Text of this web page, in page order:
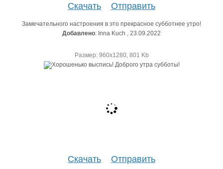
Скачать Отправить
Замечательного настроения в это прекрасное субботнее утро!
Добавлено: Inna Kuch , 23.09.2022
Размер: 960х1280, 801 Kb
Скачать Отправить